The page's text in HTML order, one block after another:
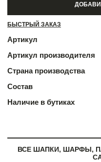
БЫСТРЫЙ ЗАКАЗ
Артикул
Артикул производителя
Страна производства
Состав
Наличие в бутиках
ВСЕ ШАПКИ, ШАРФЫ,